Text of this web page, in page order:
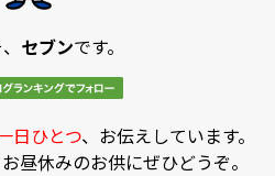
セブンです。
日ひとつ、お伝えしています。
昼休みのお供にぜひどうぞ。